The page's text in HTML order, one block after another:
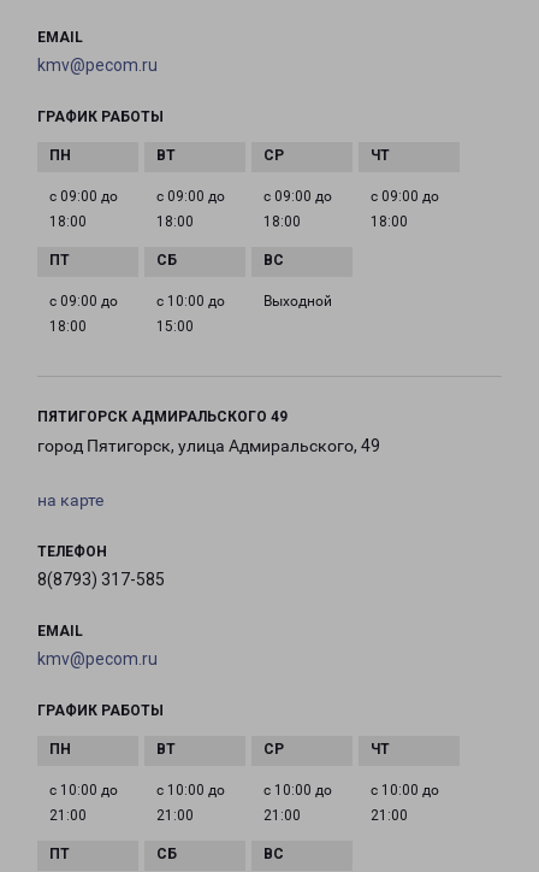
EMAIL
kmv@pecom.ru
ГРАФИК РАБОТЫ
с 09:00 до
18:00
с 09:00 до
18:00
с 09:00 до
18:00
с 09:00 до
18:00
с 09:00 до
18:00
с 10:00 до
15:00
Выходной
ПЯТИГОРСК АДМИРАЛЬСКОГО 49
город Пятигорск, улица Адмиральского, 49
на карте
ТЕЛЕФОН
8(8793) 317-585
EMAIL
kmv@pecom.ru
ГРАФИК РАБОТЫ
с 10:00 до
21:00
с 10:00 до
21:00
с 10:00 до
21:00
с 10:00 до
21:00